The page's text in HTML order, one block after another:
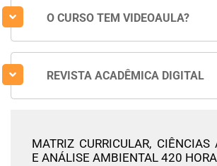
O CURSO TEM VIDEOAULA?
REVISTA ACADÊMICA DIGITAL
MATRIZ CURRICULAR, CIÊNCIAS
E ANÁLISE AMBIENTAL 420